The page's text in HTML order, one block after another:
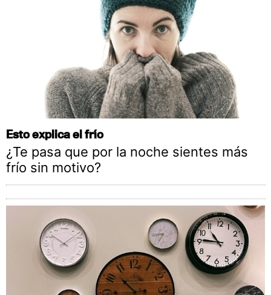
Esto explica el frío
¿Te pasa que por la noche sientes más
frío sin motivo?